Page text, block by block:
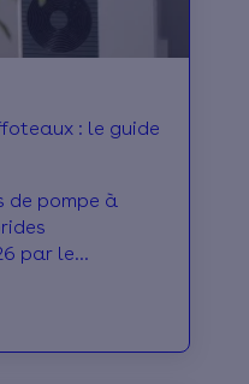
: le guide
de pompe à
par le